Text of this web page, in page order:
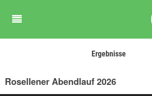
Ergebnisse
Rosellener Abendlauf 2026